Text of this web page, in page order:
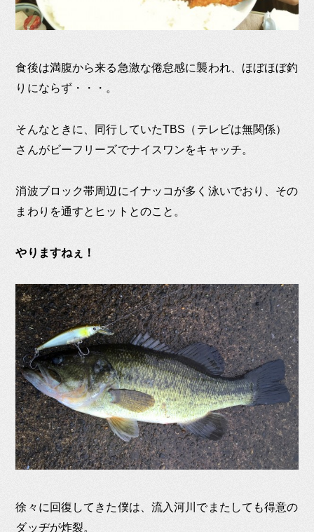
食後は満腹から来る急激な倦怠感に襲われ、ほぼほぼ釣
りにならず・・・。
そんなときに、同行していたTBS（テレビは無関係）
さんがビーフリーズでナイスワンをキャッチ。
消波ブロック帯周辺にイナッコが多く泳いでおり、その
まわりを通すとヒットとのこと。
やりますねぇ！
徐々に回復してきた僕は、流入河川でまたしても得意の
ダッヂが炸裂。